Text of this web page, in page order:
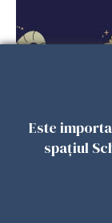
Horoscop
aspecte
Este
spațiul